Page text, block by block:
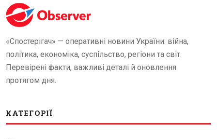
«Спостерігач» — оперативні новини України: війна,
політика, економіка, суспільство, регіони та світ.
Перевірені факти, важливі деталі й оновлення
протягом дня.
КАТЕГОРІЇ